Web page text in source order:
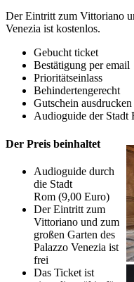
Der Eintritt zum Vittoriano
Venezia ist kostenlos.
Gebucht ticket
Bestätigung per email
Prioritätseinlass
Behindertengerecht
Gutschein ausdrucken
Audioguide der Stadt
Der Preis beinhaltet
Audioguide durch
die Stadt
Rom (9,00 Euro)
Der Eintritt zum
Vittoriano und zum
großen Garten des
Palazzo Venezia ist
frei
Das Ticket ist